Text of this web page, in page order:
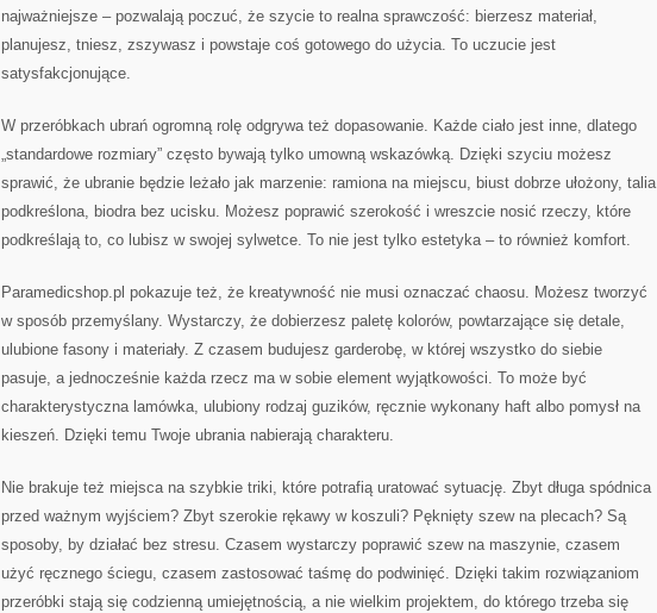
najważniejsze – pozwalają poczuć, że szycie to realna sprawczość: bierzesz materiał,
planujesz, tniesz, zszywasz i powstaje coś gotowego do użycia. To uczucie jest
satysfakcjonujące.
W przeróbkach ubrań ogromną rolę odgrywa też dopasowanie. Każde ciało jest inne, dlatego
„standardowe rozmiary” często bywają tylko umowną wskazówką. Dzięki szyciu możesz
sprawić, że ubranie będzie leżało jak marzenie: ramiona na miejscu, biust dobrze ułożony, talia
podkreślona, biodra bez ucisku. Możesz poprawić szerokość i wreszcie nosić rzeczy, które
podkreślają to, co lubisz w swojej sylwetce. To nie jest tylko estetyka – to również komfort.
Paramedicshop.pl pokazuje też, że kreatywność nie musi oznaczać chaosu. Możesz tworzyć
w sposób przemyślany. Wystarczy, że dobierzesz paletę kolorów, powtarzające się detale,
ulubione fasony i materiały. Z czasem budujesz garderobę, w której wszystko do siebie
pasuje, a jednocześnie każda rzecz ma w sobie element wyjątkowości. To może być
charakterystyczna lamówka, ulubiony rodzaj guzików, ręcznie wykonany haft albo pomysł na
kieszeń. Dzięki temu Twoje ubrania nabierają charakteru.
Nie brakuje też miejsca na szybkie triki, które potrafią uratować sytuację. Zbyt długa spódnica
przed ważnym wyjściem? Zbyt szerokie rękawy w koszuli? Pęknięty szew na plecach? Są
sposoby, by działać bez stresu. Czasem wystarczy poprawić szew na maszynie, czasem
użyć ręcznego ściegu, czasem zastosować taśmę do podwinięć. Dzięki takim rozwiązaniom
przeróbki stają się codzienną umiejętnością, a nie wielkim projektem, do którego trzeba się